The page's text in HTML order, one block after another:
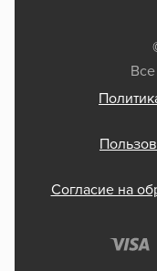
Согласие на